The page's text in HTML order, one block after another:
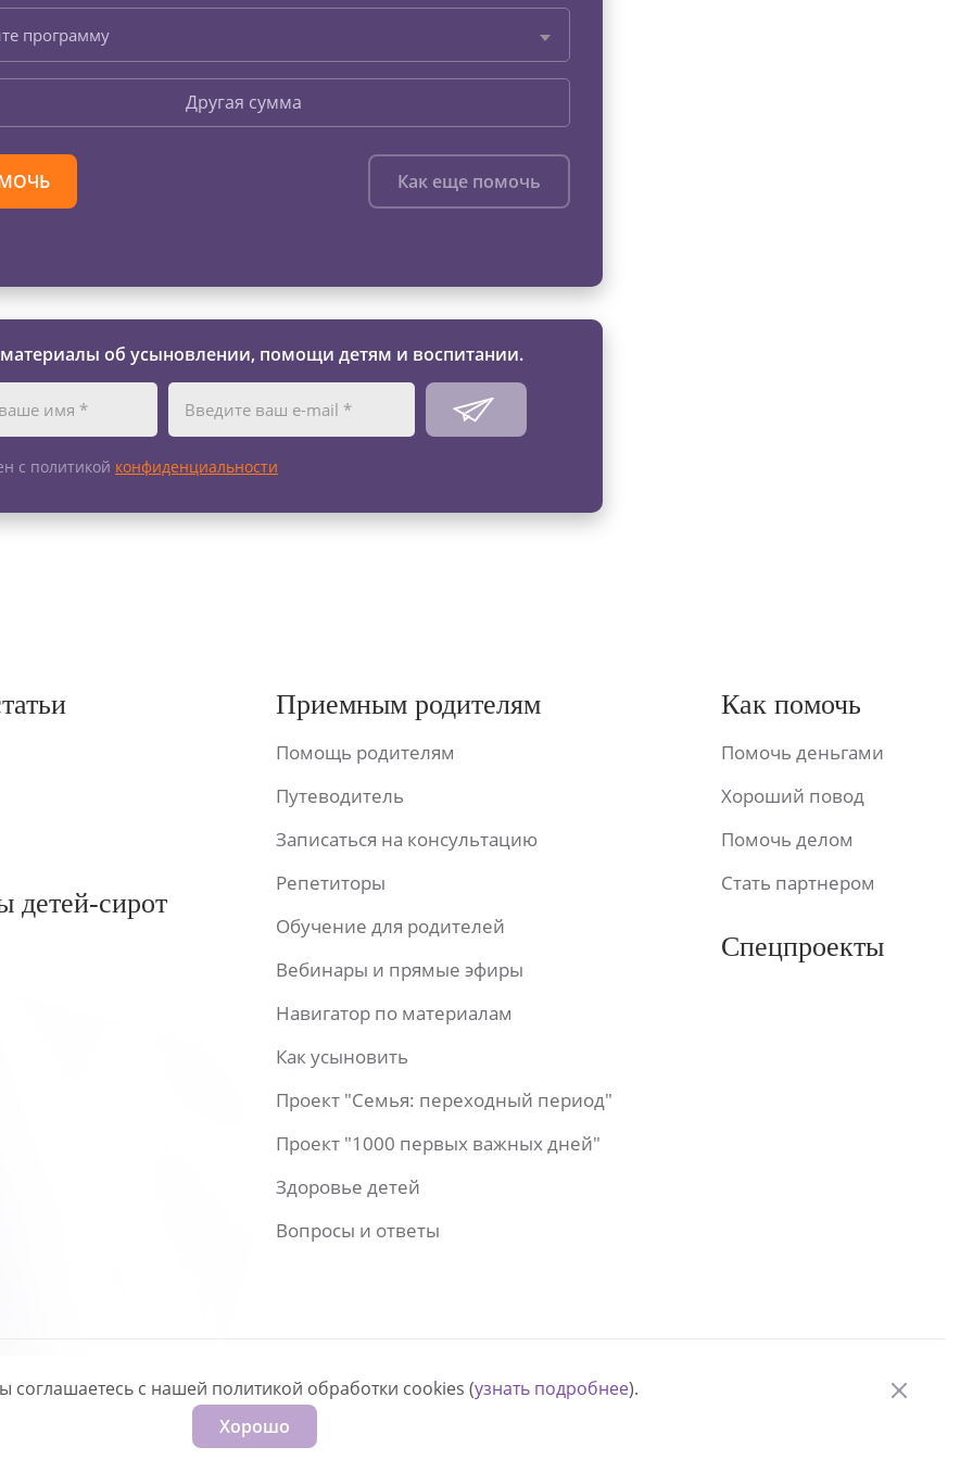
программу
Другая сумма
Как еще помочь
об усыновлении, помощи детям и воспитании.
с политикой конфиденциальности
детей-сирот
Приемным родителям
Помощь родителям
Путеводитель
Записаться на консультацию
Репетиторы
Обучение для родителей
Вебинары и прямые эфиры
Навигатор по материалам
Как усыновить
Проект "Семья: переходный период"
Проект "1000 первых важных дней"
Здоровье детей
Вопросы и ответы
Как помочь
Помочь деньгами
Хороший повод
Помочь делом
Стать партнером
Спецпроекты
соглашаетесь с нашей политикой обработки cookies (узнать подробнее).
Хорошо